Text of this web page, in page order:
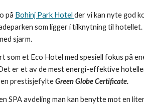
på Bohinj Park Hotel der vi kan nyte god
som ligger i tilknytning til
sjarm.
som et Eco Hotel med spesiell fokus på
er et av de mest energi-effektive
prestisjefylte Green Globe Certificate.
SPA avdeling man kan benytte mot en